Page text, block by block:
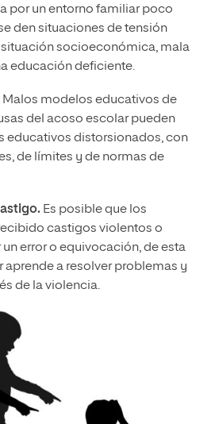
por un entorno familiar poco
den situaciones de tensión
situación socioeconómica, mala
educación deficiente.
Malos modelos educativos de
del acoso escolar pueden
educativos distorsionados, con
de límites y de normas de
Es posible que los
castigos violentos o
error o equivocación, de esta
aprende a resolver problemas y
de la violencia.